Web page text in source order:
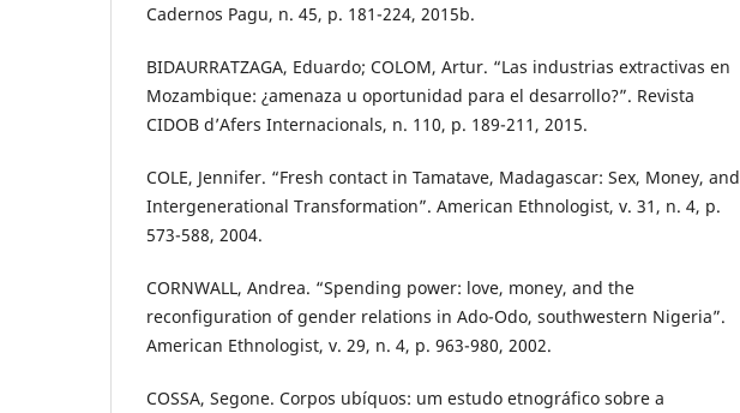
Cadernos Pagu, n. 45, p. 181-224, 2015b.
BIDAURRATZAGA, Eduardo; COLOM, Artur. “Las industrias extractivas en
Mozambique: ¿amenaza u oportunidad para el desarrollo?”. Revista
CIDOB d’Afers Internacionals, n. 110, p. 189-211, 2015.
COLE, Jennifer. “Fresh contact in Tamatave, Madagascar: Sex, Money, and
Intergenerational Transformation”. American Ethnologist, v. 31, n. 4, p.
573-588, 2004.
CORNWALL, Andrea. “Spending power: love, money, and the
reconfiguration of gender relations in Ado-Odo, southwestern Nigeria”.
American Ethnologist, v. 29, n. 4, p. 963-980, 2002.
COSSA, Segone. Corpos ubíquos: um estudo etnográfico sobre a